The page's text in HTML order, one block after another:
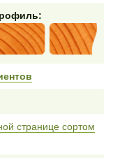
странице сортом